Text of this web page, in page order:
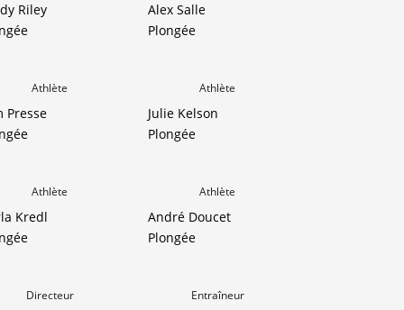
Riley
Alex Salle
Plongée
Athlète
Presse
Athlète
Julie Kelson
Plongée
Athlète
Kredl
Athlète
André Doucet
Plongée
Directeur Entraîneur